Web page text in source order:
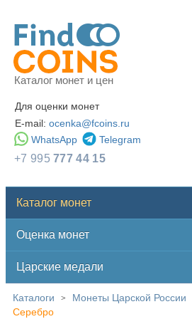
Каталог монет и цен
Для оценки монет
E-mail: ocenka@fcoins.ru
WhatsApp
Telegram
+7 995777 44 15
Каталог монет
Оценка монет
Царские медали
Каталоги > Монеты Царской России
Серебро